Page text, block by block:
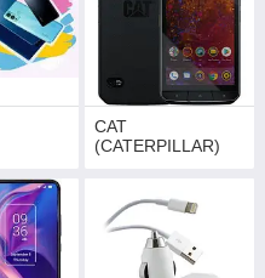
CAT
(CATERPILLAR)